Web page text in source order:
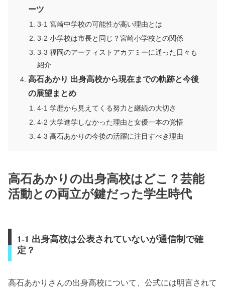
ーツ
3-1 宮崎中学校の可能性が高い理由とは
3-2 小学校は市長と同じ？宮崎小学校との関係
3-3 福岡のアーティストアカデミーに通った日々も
紹介
高石あかり 出身高校から現在までの軌跡と今後
の展望まとめ
4-1 学歴から見えてくる努力と継続の大切さ
4-2 大学進学しなかった理由と女優一本の覚悟
4-3 高石あかりの今後の活躍に注目すべき理由
高石あかりの出身高校はどこ？芸能
活動との両立が鍵だった学生時代
1-1 出身高校は公表されていないが通信制で確
定？
高石あかりさんの出身高校について、公式には明言されて